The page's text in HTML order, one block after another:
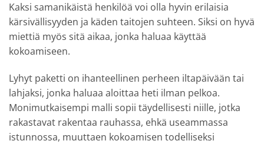
Kaksi samanikäistä henkilöä voi olla hyvin erilaisia
kärsivällisyyden ja käden taitojen suhteen. Siksi on hyvä
miettiä myös sitä aikaa, jonka haluaa käyttää
kokoamiseen.
Lyhyt paketti on ihanteellinen perheen iltapäivään tai
lahjaksi, jonka haluaa aloittaa heti ilman pelkoa.
Monimutkaisempi malli sopii täydellisesti niille, jotka
rakastavat rakentaa rauhassa, ehkä useammassa
istunnossa, muuttaen kokoamisen todelliseksi